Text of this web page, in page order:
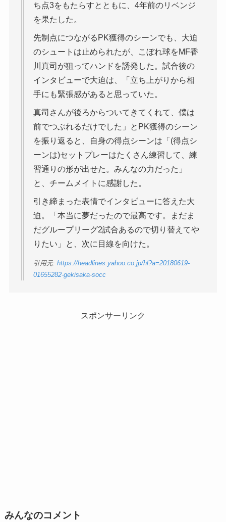
ち点3をもたらすとともに、4年前のリベンジ
を果たした。
先制点につながるPK獲得のシーンでも、大迫
のシュートは止められたが、こぼれ球をMF香
川真司が狙ってハンドを誘発した。試合後の
インタビューで大迫は、「立ち上がりから相
手にも緊張感があると思っていた。
真司さんが後ろからついてきてくれて、僕は
前でつぶれるだけでした」とPK獲得のシーン
を振り返ると、自身の得点シーンは「(得点シ
ーンは)セットプレーはたくさん練習して、練
習通りの形が出せた。みんなの力だった」
と、チームメイトに感謝した。
引き締まった表情でインタビューに答えた大
迫。「本当に夢だったので最高です。まだま
だグループリーグ2試合あるので切り替えてや
りたい」と、次に目線を向けた。
引用元: https://headlines.yahoo.co.jp/hl?a=20180619-
01655282-gekisaka-socc
スポンサーリンク
みんなのコメント